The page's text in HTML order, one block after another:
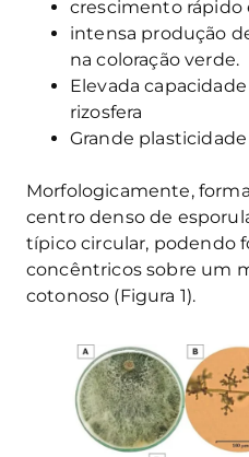
crescimento rápido
intensa produção
na coloração verde.
Elevada
rizosfera
Grande
Morfologicamente,
centro denso de
típico circular, podendo
concêntricos sobre um
cotonoso (Figura 1).